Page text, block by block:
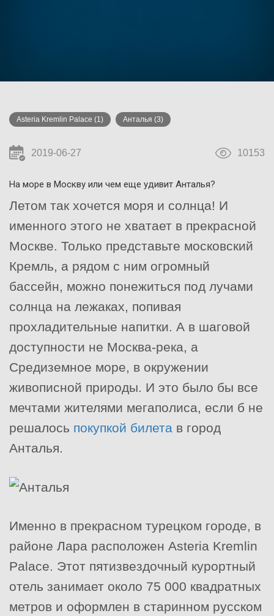
Asteria Kremlin Palace (1) Анталья (3)
2019-06-27 10153
На море в Москву или чем еще удивит Анталья?
Летом так хочется моря и солнца! И
именного этого не хватает в прекрасной
Москве. Только представьте московский
Кремль, а рядом с ним огромный
бассейн, можно понежиться под лучами
солнца на лежаках, попивая
прохладительные напитки. А в шаговой
доступности не Москва-река, а
Средиземное море, в окружении
живописной природы. И это было бы все
мечтами жителями мегаполиса, если б не
решалось покупкой билета в город
Анталья.
Именно в прекрасном турецком городе, в
районе Лара расположен Asteria Kremlin
Palace. Этот пятизвездочный курортный
отель занимает около 75 000 квадратных
метров и оформлен в старинном русском